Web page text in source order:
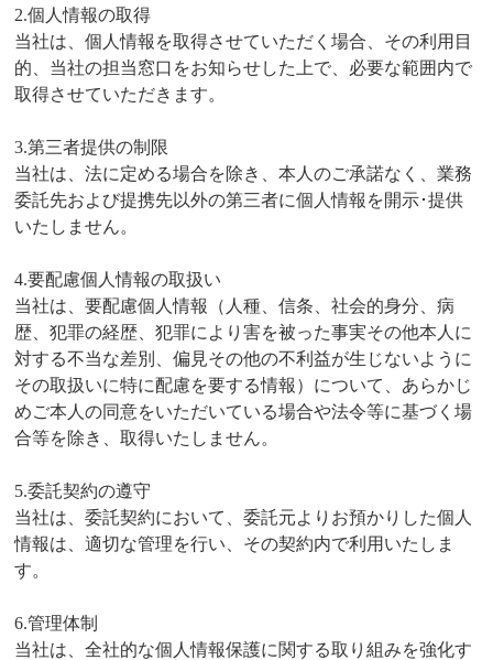
2.個人情報の取得
当社は、個人情報を取得させていただく場合、その利用目
的、当社の担当窓口をお知らせした上で、必要な範囲内で
取得させていただきます。
3.第三者提供の制限
当社は、法に定める場合を除き、本人のご承諾なく、業務
委託先および提携先以外の第三者に個人情報を開示･提供
いたしません。
4.要配慮個人情報の取扱い
当社は、要配慮個人情報（人種、信条、社会的身分、病
歴、犯罪の経歴、犯罪により害を被った事実その他本人に
対する不当な差別、偏見その他の不利益が生じないように
その取扱いに特に配慮を要する情報）について、あらかじ
めご本人の同意をいただいている場合や法令等に基づく場
合等を除き、取得いたしません。
5.委託契約の遵守
当社は、委託契約において、委託元よりお預かりした個人
情報は、適切な管理を行い、その契約内で利用いたしま
す。
6.管理体制
当社は、全社的な個人情報保護に関する取り組みを強化す